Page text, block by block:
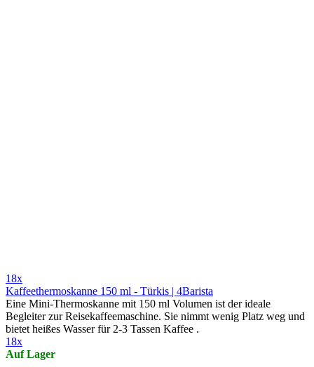
18x
Kaffeethermoskanne 150 ml - Türkis | 4Barista
Eine Mini-Thermoskanne mit 150 ml Volumen ist der ideale
Begleiter zur Reisekaffeemaschine. Sie nimmt wenig Platz weg und
bietet heißes Wasser für 2-3 Tassen Kaffee .
18x
Auf Lager